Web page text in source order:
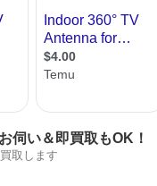
伺い＆即買取もOK！
取します